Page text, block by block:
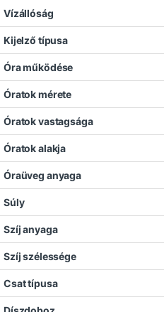
Vízállóság
Kijelző típusa
Óra működése
Óratok mérete
Óratok vastagsága
Óratok alakja
Óraüveg anyaga
Súly
Szíj anyaga
Szíj szélessége
Csat típusa